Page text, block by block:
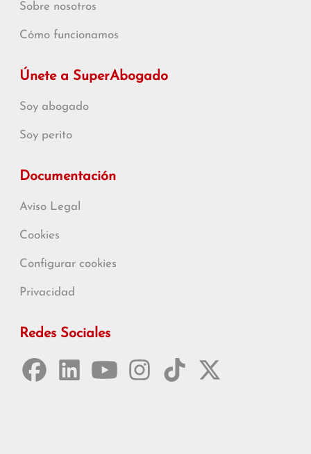
Sobre nosotros
Cómo funcionamos
Únete a SuperAbogado
Soy abogado
Soy perito
Documentación
Aviso Legal
Cookies
Configurar cookies
Privacidad
Redes Sociales